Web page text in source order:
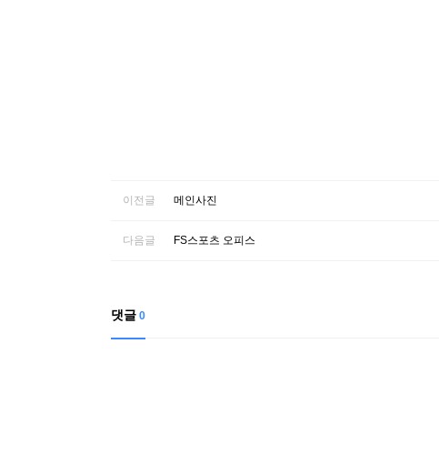
이전글 메인사진
다음글 FS스포츠 오피스
댓글 0